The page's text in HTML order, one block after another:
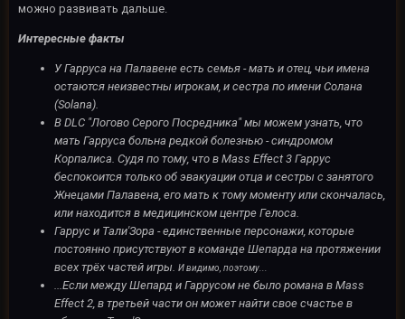
можно развивать дальше.
Интересные факты
У Гарруса на Палавене есть семья - мать и отец, чьи имена
остаются неизвестны игрокам, и сестра по имени Солана
(Solana).
В DLC "Логово Серого Посредника" мы можем узнать, что
мать Гарруса больна редкой болезнью - синдромом
Корпалиса . Судя по тому, что в Mass Effect 3 Гаррус
беспокоится только об эвакуации отца и сестры с занятого
Жнецами Палавена, его мать к тому моменту или скончалась,
или находится в медицинском центре Гелоса.
Гаррус и Тали'Зора - единственные персонажи, которые
постоянно присутствуют в команде Шепарда на протяжении
всех трёх частей игры.
И видимо, поэтому...
...Если между Шепард и Гаррусом не было романа в Mass
Effect 2, в третьей части он может найти свое счастье в